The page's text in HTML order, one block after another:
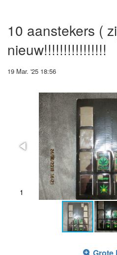
10 aanstekers (
nieuw!!!!!!!!!!!!!!!!
19 Mar. '25 18:56
12